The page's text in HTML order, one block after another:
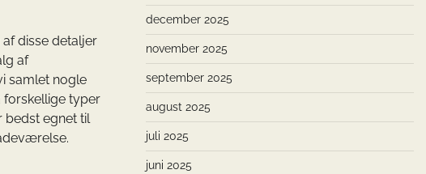
disse detaljer
af
samlet nogle
typer
bedst egnet til
december 2025
november 2025
september 2025
august 2025
juli 2025
juni 2025